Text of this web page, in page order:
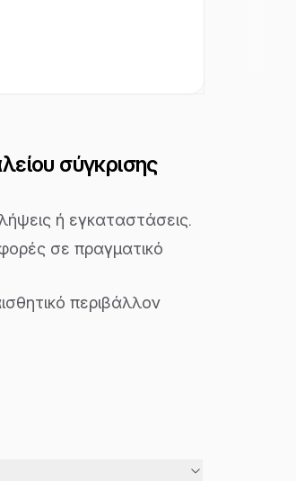
σύγκρισης
ή εγκαταστάσεις.
σε πραγματικό
περιβάλλον